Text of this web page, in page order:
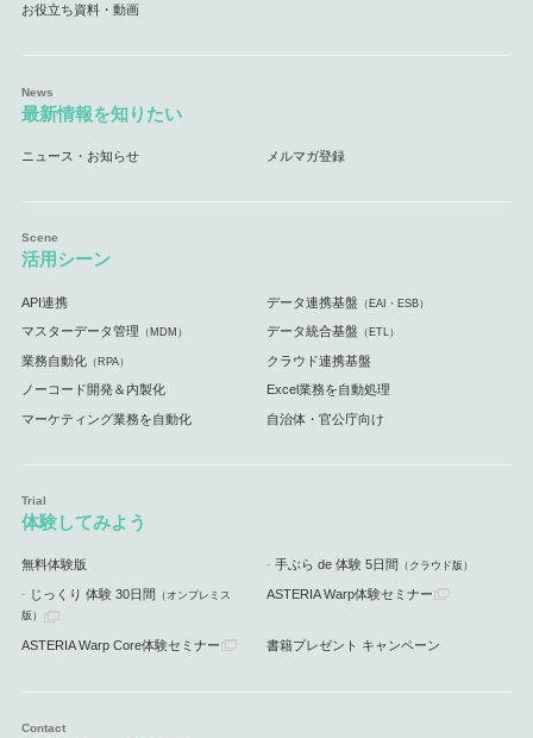
お役立ち資料・動画
最新情報を知りたい
ニュース・お知らせ メルマガ登録
活用シーン
API連携 データ連携基盤 （EAI・ESB）
マスターデータ管理 （MDM） データ統合基盤 （ETL）
業務自動化（RPA） クラウド連携基盤
ノーコード開発＆内製化 Excel業務を自動処理
マーケティング業務を自動化 自治体・官公庁向け
体験してみよう
無料体験版 手ぶら de 体験 5日間 （クラウド版）
じっくり 体験 30日間 （オンプレミス
版）
ASTERIA Warp体験セミナー
ASTERIA Warp Core体験セミナー 書籍プレゼント キャンペーン